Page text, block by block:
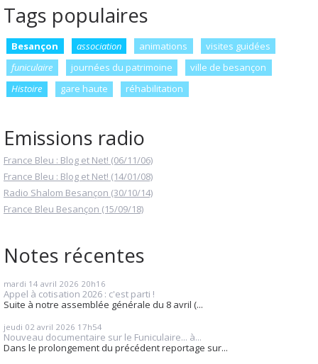
Tags populaires
Besançon association animations
visites guidées
funiculaire
journées du patrimoine
ville de besançon
Histoire
gare haute réhabilitation
Emissions radio
France Bleu : Blog et Net! (06/11/06)
France Bleu : Blog et Net! (14/01/08)
Radio Shalom Besançon (30/10/14)
France Bleu Besançon (15/09/18)
Notes récentes
mardi 14 avril 2026 20h16
Appel à cotisation 2026 : c'est parti !
Suite à notre assemblée générale du 8 avril (...
jeudi 02 avril 2026 17h54
Nouveau documentaire sur le Funiculaire... à...
Dans le prolongement du précédent reportage sur...